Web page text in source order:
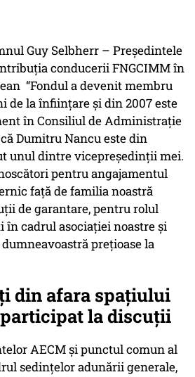
Guy Selbherr – Președintele
conducerii FNGCIMM în
“Fondul a devenit membru
de la înființare și din 2007 este
în Consiliul de Administrație
Dumitru Nancu este din
unul dintre vicepreședinții mei.
pentru angajamentul
față de familia noastră
de garantare, pentru rolul
în cadrul asociației noastre și
prețioase la
din afara spațiului
la discuții
AECM și punctul comun al
sedințelor adunării generale,